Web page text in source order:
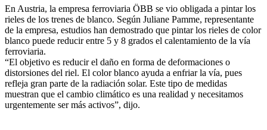
En Austria, la empresa ferroviaria ÖBB se vio obligada a pintar los
rieles de los trenes de blanco. Según Juliane Pamme, representante
de la empresa, estudios han demostrado que pintar los rieles de color
blanco puede reducir entre 5 y 8 grados el calentamiento de la vía
ferroviaria.
“El objetivo es reducir el daño en forma de deformaciones o
distorsiones del riel. El color blanco ayuda a enfriar la vía, pues
refleja gran parte de la radiación solar. Este tipo de medidas
muestran que el cambio climático es una realidad y necesitamos
urgentemente ser más activos”, dijo.